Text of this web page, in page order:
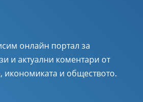
онлайн портал за
и актуални коментари от
икономиката и обществото.